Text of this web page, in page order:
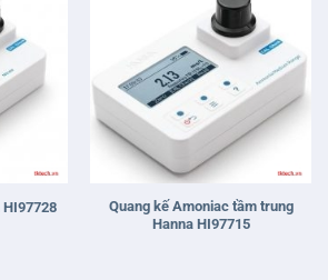
Quang kế Amoniac tầm trung
Hanna HI97715